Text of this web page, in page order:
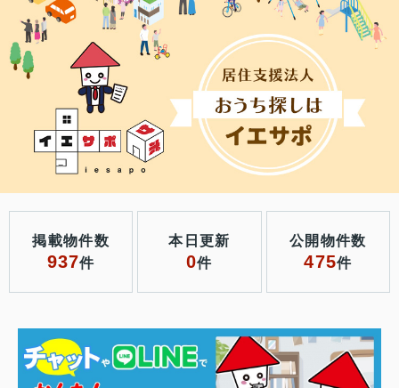
掲載物件数
937件
本日更新
0件
公開物件数
475件